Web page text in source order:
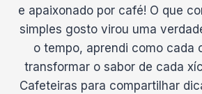
e apaixonado por café! O que
simples gosto virou uma
o tempo, aprendi como cada
transformar o sabor de cada
Cafeteiras para compartilhar